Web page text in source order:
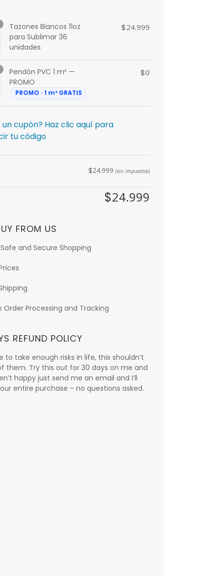
Tazones Blancos 11oz
para Sublimar 36
unidades
$24.999
Pendón PVC 1 m² —
PROMO
PROMO · 1 m² GRATIS
$0
un cupón? Haz clic aquí para
tu código
$24.999 (sin impuestos)
$24.999
FROM US
Safe and Secure Shopping
Order Processing and Tracking
REFUND POLICY
to take enough risks in life, this shouldn’t
them. Try this out for 30 days on me and
happy just send me an email and I’ll
entire purchase – no questions asked.